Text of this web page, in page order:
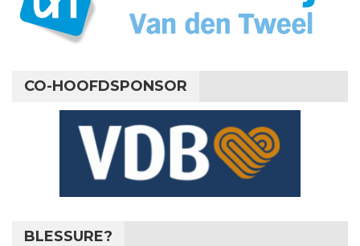
CO-HOOFDSPONSOR
BLESSURE?